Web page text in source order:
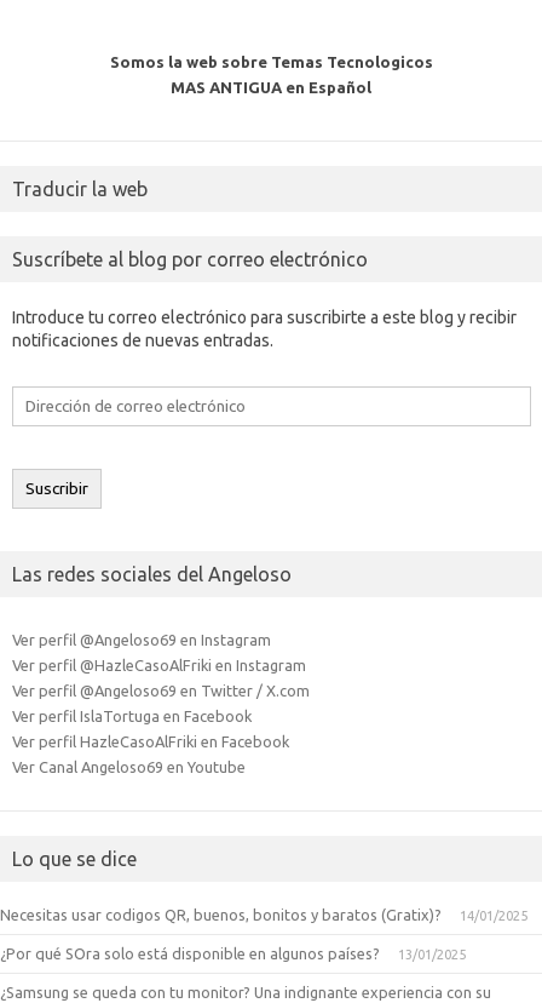
Somos la web sobre Temas Tecnologicos
MAS ANTIGUA en Español
Traducir la web
Suscríbete al blog por correo electrónico
Introduce tu correo electrónico para suscribirte a este blog y recibir
notificaciones de nuevas entradas.
Dirección
electrónico
Suscribir
Las redes sociales del Angeloso
Ver perfil @Angeloso69 en Instagram
Ver perfil @HazleCasoAlFriki en Instagram
Ver perfil @Angeloso69 en Twitter / X.com
Ver perfil IslaTortuga en Facebook
Ver perfil HazleCasoAlFriki en Facebook
Ver Canal Angeloso69 en Youtube
Lo que se dice
Necesitas usar codigos QR, buenos, bonitos y baratos (Gratix)? 14/01/2025
¿Por qué SOra solo está disponible en algunos países? 13/01/2025
¿Samsung se queda con tu monitor? Una indignante experiencia con su